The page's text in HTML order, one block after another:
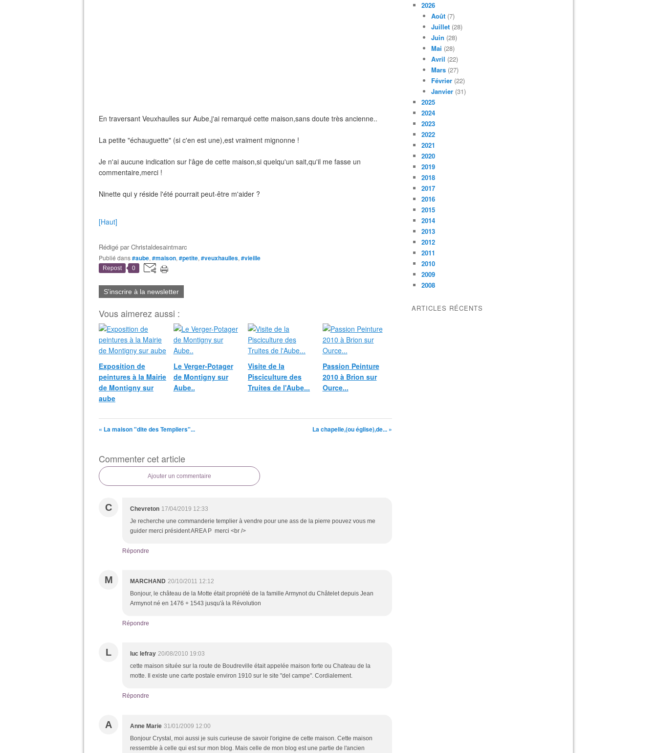
En traversant Veuxhaulles sur Aube,j'ai remarqué cette maison,sans doute très ancienne..
La petite "échauguette" (si c'en est une),est vraiment mignonne !
Je n'ai aucune indication sur l'âge de cette maison,si quelqu'un sait,qu'il me fasse un
commentaire,merci !
Ninette qui y réside l'été pourrait peut-être m'aider ?
[Haut]
Rédigé parChristaldesaintmarc
Publié dans#aube, #maison, #petite, #veuxhaulles, #vieille
Repost 0
S'inscrire à la newsletter
Vous aimerez aussi :
Exposition de
peintures à la Mairie
de Montigny sur
aube
Le Verger-Potager
de Montigny sur
Aube..
Visite de la
Pisciculture des
Truites de l'Aube...
Passion Peinture
2010 à Brion sur
Ource...
« La maison "dite des Templiers"... La chapelle,(ou église),de... »
Commenter cet article
Ajouter un commentaire
C Chevreton 17/04/2019 12:33
Je recherche une commanderie templier à vendre pour une ass de la pierre pouvez vous me
guider merci président AREA P merci <br />
Répondre
M MARCHAND 20/10/2011 12:12
Bonjour, le château de la Motte était propriété de la famille Armynot du Châtelet depuis Jean
Armynot né en 1476 + 1543 jusqu'à la Révolution
Répondre
L luc lefray 20/08/2010 19:03
cette maison située sur la route de Boudreville était appelée maison forte ou Chateau de la
motte. Il existe une carte postale environ 1910 sur le site "del campe". Cordialement.
Répondre
A Anne Marie 31/01/2009 12:00
Bonjour Crystal, moi aussi je suis curieuse de savoir l'origine de cette maison. Cette maison
ressemble à celle qui est sur mon blog. Mais celle de mon blog est une partie de l'ancien
2026
Août (7)
Juillet (28)
Juin (28)
Mai (28)
Avril (22)
Mars (27)
Février (22)
Janvier (31)
2025
2024
2023
2022
2021
2020
2019
2018
2017
2016
2015
2014
2013
2012
2011
2010
2009
2008
ARTICLES RÉCENTS